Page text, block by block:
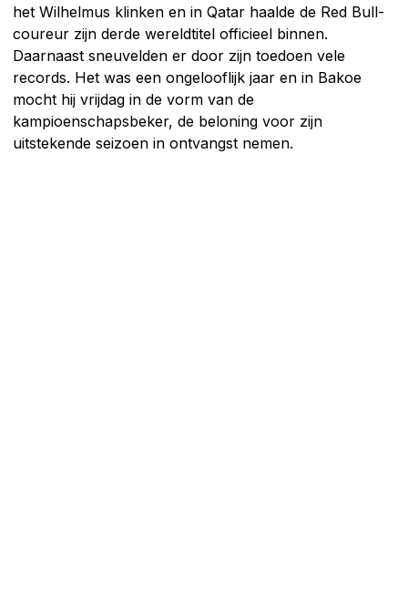
het Wilhelmus klinken en in Qatar haalde de Red Bull-
coureur zijn derde wereldtitel officieel binnen.
Daarnaast sneuvelden er door zijn toedoen vele
records. Het was een ongelooflijk jaar en in Bakoe
mocht hij vrijdag in de vorm van de
kampioenschapsbeker, de beloning voor zijn
uitstekende seizoen in ontvangst nemen.